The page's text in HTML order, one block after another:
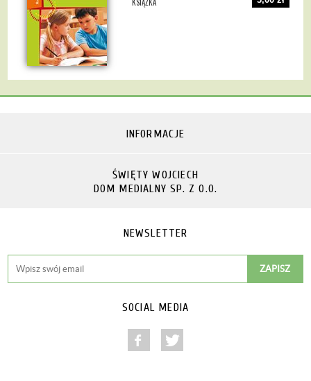
KSIĄŻKA
INFORMACJE
ŚWIĘTY WOJCIECH
DOM MEDIALNY SP. Z O.O.
NEWSLETTER
SOCIAL MEDIA